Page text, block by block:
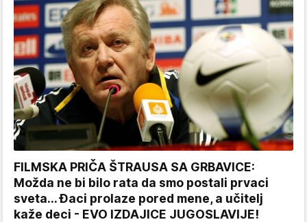
FILMSKA PRIČA ŠTRAUSA SA GRBAVICE:
Možda ne bi bilo rata da smo postali prvaci
sveta... Đaci prolaze pored mene, a učitelj
kaže deci - EVO IZDAJICE JUGOSLAVIJE!